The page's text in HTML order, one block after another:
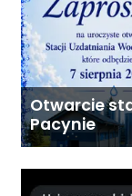
Otwarcie
Pacynie